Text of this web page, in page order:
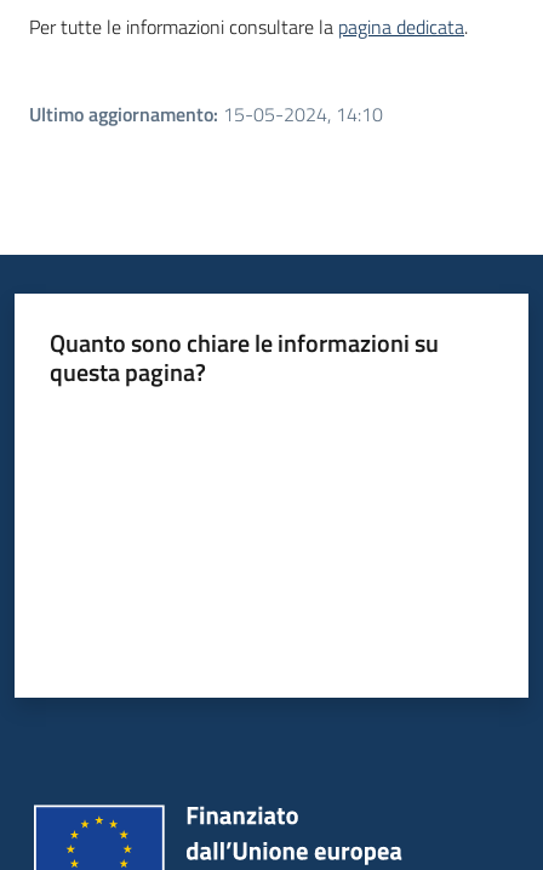
Per tutte le informazioni consultare la pagina dedicata.
Ultimo aggiornamento: 15-05-2024, 14:10
Quanto sono chiare le informazioni su
questa pagina?